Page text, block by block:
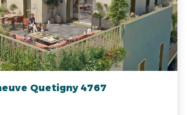
Quetigny 4767